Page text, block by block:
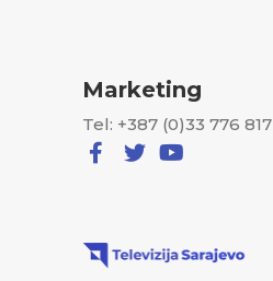
Marketing
Tel: +387 (0)33 776 817